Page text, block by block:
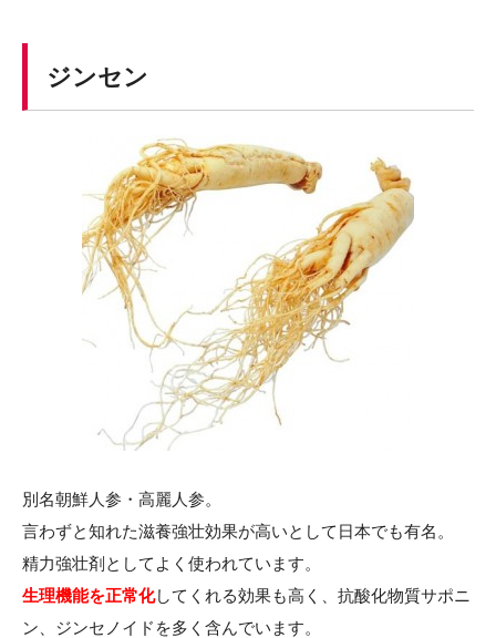
ジンセン
別名朝鮮人参・高麗人参。
言わずと知れた滋養強壮効果が高いとして日本でも有名。
精力強壮剤としてよく使われています。
生理機能を正常化してくれる効果も高く、抗酸化物質サポニ
ン、ジンセノイドを多く含んでいます。